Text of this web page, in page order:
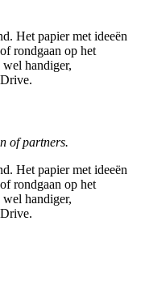
Het papier met ideeën
rondgaan op het
wel handiger,
of partners.
Het papier met ideeën
rondgaan op het
wel handiger,